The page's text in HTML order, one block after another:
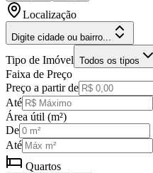
Localização
Digite cidade ou bairro...
Tipo de Imóvel Todos os tipos
Faixa de Preço
Preço a partir de
Até
Área útil (m²)
De
Até
Quartos